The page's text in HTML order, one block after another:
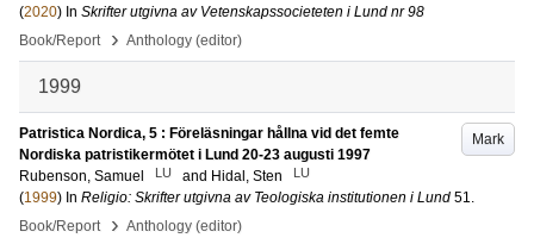
(2020) In Skrifter utgivna av Vetenskapssocieteten i Lund nr 98
Book/Report
› Anthology (editor)
1999
Mark
Patristica Nordica, 5 : Föreläsningar hållna vid det femte
Nordiska patristikermötet i Lund 20-23 augusti 1997
Rubenson, Samuel
LU and Hidal, Sten LU
(1999) In Religio: Skrifter utgivna av Teologiska institutionen i Lund 51.
Book/Report
› Anthology (editor)